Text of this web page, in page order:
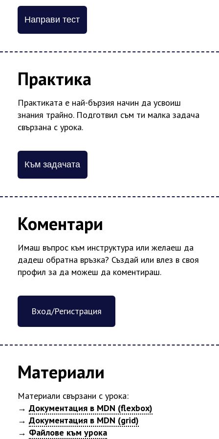
Направи тест
Практика
Практиката е най-бързия начин да усвоиш
знания трайно. Подготвил съм ти малка задача
свързана с урока.
Към задачата
Коментари
Имаш въпрос към инструктура или желаеш да
дадеш обратна връзка? Създай или влез в своя
профил за да можеш да коментираш.
Вход/Регистрация
Материали
Материали свързани с урока:
→ Документация в MDN (flexbox)
→ Документация в MDN (grid)
→ Файлове към урока